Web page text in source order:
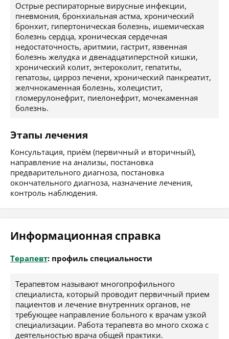
Острые респираторные вирусные инфекции,
пневмония, бронхиальная астма, хронический
бронхит, гипертоническая болезнь, ишемическая
болезнь сердца, хроническая сердечная
недостаточность, аритмии, гастрит, язвенная
болезнь желудка и двенадцатиперстной кишки,
хронический колит, энтероколит, гепатиты,
гепатозы, цирроз печени, хронический панкреатит,
желчнокаменная болезнь, холецистит,
гломерулонефрит, пиелонефрит, мочекаменная
болезнь.
Этапы лечения
Консультация, приём (первичный и вторичный),
направление на анализы, постановка
предварительного диагноза, постановка
окончательного диагноза, назначение лечения,
контроль наблюдения.
Информационная справка
Терапевт: профиль специальности
Терапевтом называют многопрофильного
специалиста, который проводит первичный прием
пациентов и лечение внутренних органов, не
требующее направление больного к врачам узкой
специализации. Работа терапевта во много схожа с
деятельностью врача общей практики.